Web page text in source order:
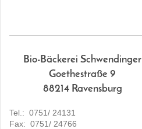
Bio-Bäckerei Schwendinger
Goethestraße 9
88214 Ravensburg
Tel.: 0751/ 24131
Fax: 0751/ 24766